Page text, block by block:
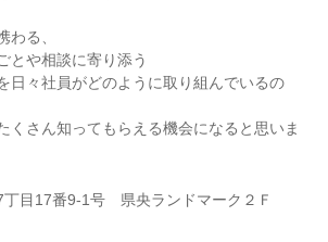
わる、
とや相談に寄り添う
日々社員がどのように取り組んでいるの
くさん知ってもらえる機会になると思いま
丁目17番9-1号 県央ランドマーク２Ｆ